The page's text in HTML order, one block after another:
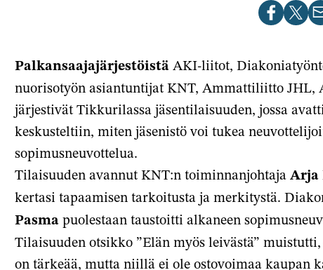
Jaa
artikkeli
Jaa
PalkansaajajärjestöistäAKI-liitot,
nuorisotyön asiantuntijat KNT, Ammattiliitto
järjestivät Tikkurilassa jäsentilaisuuden, jossa
keskusteltiin, miten jäsenistö voi tukea
sopimusneuvottelua.
Tilaisuuden avannut KNT:n toiminnanjohtajaArja
kertasi tapaamisen tarkoitusta ja merkitystä.
Pasmapuolestaan taustoitti alkaneen
Tilaisuuden otsikko ”Elän myös leivästä”
on tärkeää, mutta niillä ei ole ostovoimaa kaupan